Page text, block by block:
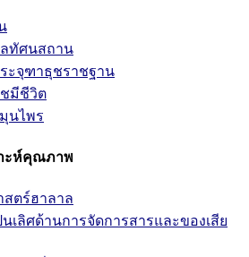
ทัศนสถาน
จุฑาธุชราชฐาน
มีชีวิต
นไพร
ะห์คุณภาพ
ตร์ฮาลาล
เลิศด้านการจัดการสารและของเสีย